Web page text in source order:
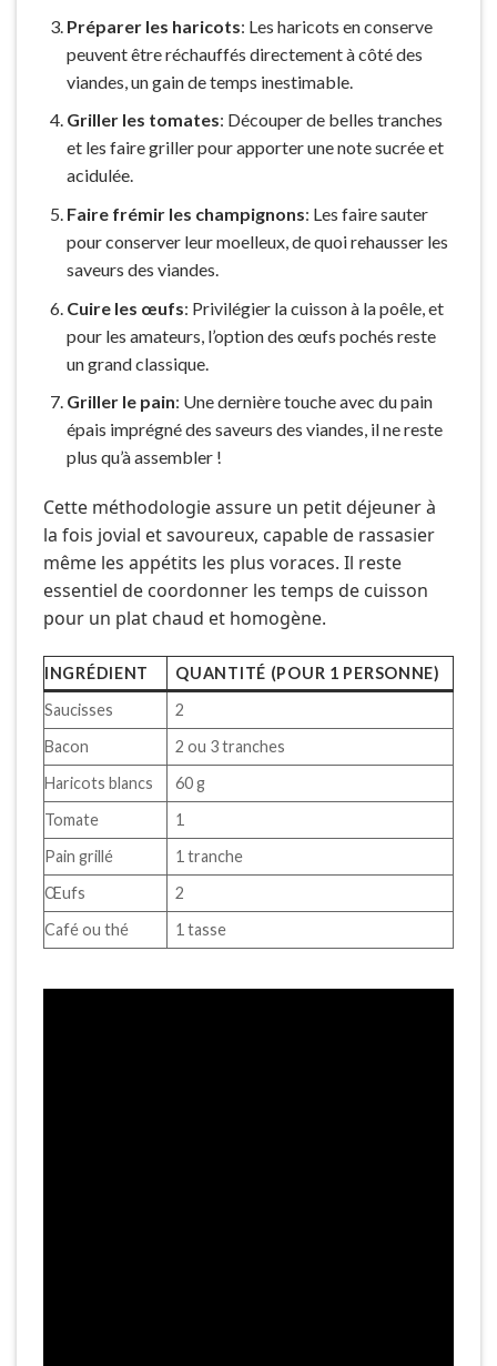
Préparer les haricots: Les haricots en conserve
peuvent être réchauffés directement à côté des
viandes, un gain de temps inestimable.
Griller les tomates: Découper de belles tranches
et les faire griller pour apporter une note sucrée et
acidulée.
Faire frémir les champignons: Les faire sauter
pour conserver leur moelleux, de quoi rehausser les
saveurs des viandes.
Cuire les œufs: Privilégier la cuisson à la poêle, et
pour les amateurs, l’option des œufs pochés reste
un grand classique.
Griller le pain: Une dernière touche avec du pain
épais imprégné des saveurs des viandes, il ne reste
plus qu’à assembler !
Cette méthodologie assure un petit déjeuner à
la fois jovial et savoureux, capable de rassasier
même les appétits les plus voraces. Il reste
essentiel de coordonner les temps de cuisson
pour un plat chaud et homogène.
INGRÉDIENT
QUANTITÉ (POUR 1 PERSONNE)
Saucisses
2
Bacon
2 ou 3 tranches
Haricots blancs
60 g
Tomate
1
Pain grillé
1 tranche
Œufs
2
Café ou thé
1 tasse